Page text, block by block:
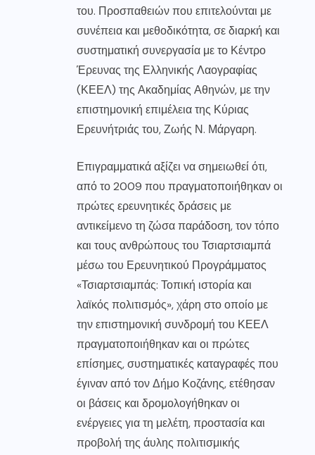
του. Προσπαθειών που επιτελούνται με
συνέπεια και μεθοδικότητα, σε διαρκή και
συστηματική συνεργασία με το Κέντρο
Έρευνας της Ελληνικής Λαογραφίας
(ΚΕΕΛ) της Ακαδημίας Αθηνών, με την
επιστημονική επιμέλεια της Κύριας
Ερευνήτριάς του, Ζωής Ν. Μάργαρη.
Επιγραμματικά αξίζει να σημειωθεί ότι,
από το 2009 που πραγματοποιήθηκαν οι
πρώτες ερευνητικές δράσεις με
αντικείμενο τη ζώσα παράδοση, τον τόπο
και τους ανθρώπους του Τσιαρτσιαμπά
μέσω του Ερευνητικού Προγράμματος
«Τσιαρτσιαμπάς: Τοπική ιστορία και
λαϊκός πολιτισμός», χάρη στο οποίο με
την επιστημονική συνδρομή του ΚΕΕΛ
πραγματοποιήθηκαν και οι πρώτες
επίσημες, συστηματικές καταγραφές που
έγιναν από τον Δήμο Κοζάνης, ετέθησαν
οι βάσεις και δρομολογήθηκαν οι
ενέργειες για τη μελέτη, προστασία και
προβολή της άυλης πολιτισμικής